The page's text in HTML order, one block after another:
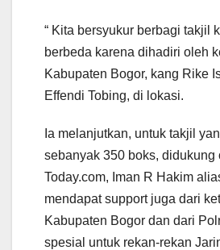
“ Kita bersyukur berbagi takjil
berbeda karena dihadiri oleh
Kabupaten Bogor, kang Rike
Effendi Tobing, di lokasi.
Ia melanjutkan, untuk takjil
sebanyak 350 boks, didukung
Today.com, Iman R Hakim
mendapat support juga dari
Kabupaten Bogor dan dari
spesial untuk rekan-rekan